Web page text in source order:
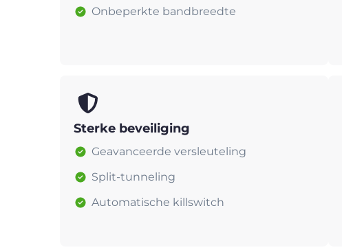
Onbeperkte bandbreedte
Sterke beveiliging
Geavanceerde versleuteling
Split-tunneling
Automatische killswitch